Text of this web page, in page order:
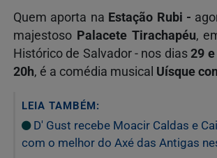
Quem aporta na Estação Rubi -
majestoso Palacete Tirachapéu,
Histórico de Salvador - nos dias29
20h, é a comédia musical Uísque
LEIA TAMBÉM:
D' Gust recebe Moacir Caldas e
com o melhor do Axé das Antigas